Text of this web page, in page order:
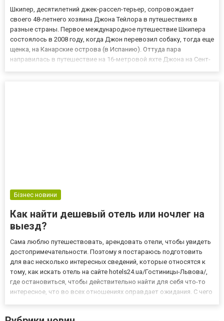
Шкипер, десятилетний джек-рассел-терьер, сопровождает
своего 48-летнего хозяина Джона Тейлора в путешествиях в
разные страны. Первое международное путешествие Шкипера
состоялось в 2008 году, когда Джон перевозил собаку, тогда еще
щенка, на Канарские острова (в Испанию). Оттуда пара
направилась в путешествие на 16-метровой яхте Джона на Сент-
Бізнес новини
Как найти дешевый отель или ночлег на
выезд?
Сама люблю путешествовать, арендовать отели, чтобы увидеть
достопримечательности. Поэтому я постараюсь подготовить
для вас несколько интересных сведений, которые относятся к
тому, как искать отель на сайте hotels24.ua/Гостиницы-Львова/,
где остановиться, чтобы действительно найти для себя что-то
интересное, что во всех отношениях оправдает ожидания. С чего